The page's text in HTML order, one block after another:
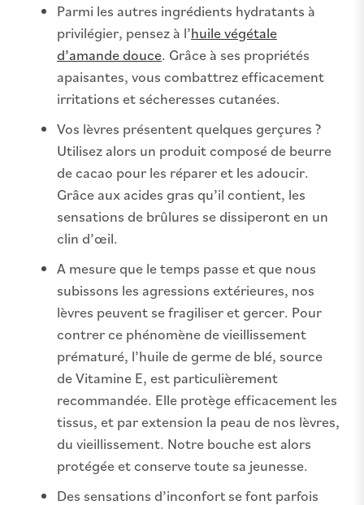
Parmi les autres ingrédients hydratants à
privilégier, pensez à l’huile végétale
d’amande douce. Grâce à ses propriétés
apaisantes, vous combattrez efficacement
irritations et sécheresses cutanées.
Vos lèvres présentent quelques gerçures ?
Utilisez alors un produit composé de beurre
de cacao pour les réparer et les adoucir.
Grâce aux acides gras qu’il contient, les
sensations de brûlures se dissiperont en un
clin d’œil.
A mesure que le temps passe et que nous
subissons les agressions extérieures, nos
lèvres peuvent se fragiliser et gercer. Pour
contrer ce phénomène de vieillissement
prématuré, l’huile de germe de blé, source
de Vitamine E, est particulièrement
recommandée. Elle protège efficacement les
tissus, et par extension la peau de nos lèvres,
du vieillissement. Notre bouche est alors
protégée et conserve toute sa jeunesse.
Des sensations d’inconfort se font parfois